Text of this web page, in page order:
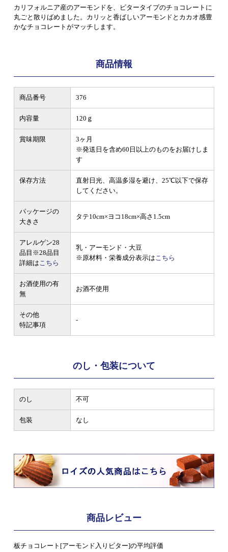
カリフォルニア産のアーモンドを、ビタータイプのチョコレートに
丸ごと散りばめました。カリッと香ばしいアーモンドとカカオ感豊
かなチョコレートがマッチします。
商品情報
商品番号 376
内容量 120ｇ
賞味期限
3ヶ月
※発送日を含め60日以上のものをお届けしま
す
保存方法
直射日光、高温多湿を避け、25℃以下で保存
してください。
パッケージの
大きさ
タテ10cm×ヨコ18cm×高さ1.5cm
アレルゲン28
品目 ※28品目
詳細はこちら
乳・アーモンド・大豆
※原材料・栄養成分表示はこちら
お酒使用の有
無
お酒不使用
その他
特記事項
-
のし・包装について
のし 不可
包装 なし
商品レビュー
板チョコレート[アーモンド入りビター]の平均評価